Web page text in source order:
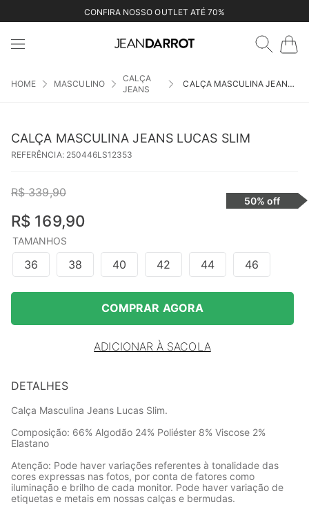
CONFIRA NOSSO OUTLET ATÉ 70%
MASCULINO
CALÇA
JEANS
CALÇA MASCULINA JEANS LUCAS SLIM
CALÇA MASCULINA JEANS LUCAS SLIM
REFERÊNCIA: 250446LS12353
R$ 339,90
R$ 169,90
50% off
TAMANHOS
36 38 40 42 44 46
COMPRAR AGORA
ADICIONAR À SACOLA
DETALHES
Calça Masculina Jeans Lucas Slim.
Composição: 66% Algodão 24% Poliéster 8% Viscose 2%
Elastano
Atenção: Pode haver variações referentes à tonalidade das
cores expressas nas fotos, por conta de fatores como
iluminação e brilho de cada monitor. Pode haver variação de
etiquetas e metais em nossas calças e bermudas.